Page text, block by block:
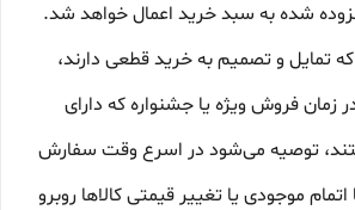
شده به سبد خرید اعمال خواهد شد.
که تمایل و تصمیم به خرید قطعی دارند،
در زمان فروش ویژه یا جشنواره که دارای
توصیه می‌شود در اسرع وقت سفارش
اتمام موجودی یا تغییر قیمتی کالاها روبرو